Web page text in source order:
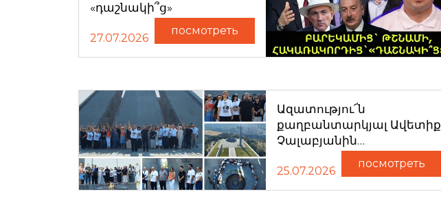
«դաշնակի՞ց»
27.07.2026
посмотреть
Ազատությու՜ն
քաղբանտարկյալ Ավետիք
Չալաբյանին…
25.07.2026
посмотреть